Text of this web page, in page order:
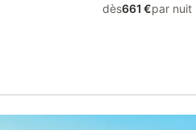
dès661 €par nuit